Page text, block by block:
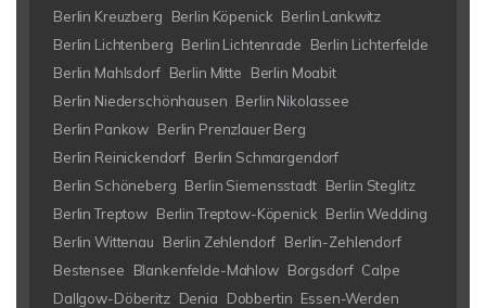
Berlin Kreuzberg
Berlin Köpenick Berlin Lankwitz
Berlin Lichtenberg Berlin Lichtenrade
Berlin Lichterfelde
Berlin Mahlsdorf Berlin Mitte
Berlin Moabit
Berlin Niederschönhausen Berlin Nikolassee
Berlin Pankow Berlin Prenzlauer Berg
Berlin Reinickendorf Berlin Schmargendorf
Berlin Schöneberg Berlin Siemensstadt Berlin Steglitz
Berlin Treptow Berlin Treptow-Köpenick Berlin Wedding
Berlin Wittenau
Berlin Zehlendorf Berlin-Zehlendorf
Bestensee
Blankenfelde-Mahlow Borgsdorf Calpe
Dallgow-Döberitz Denia Dobbertin Essen-Werden